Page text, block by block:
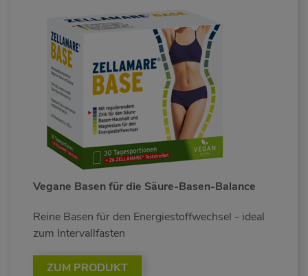
Vegane Basen für die Säure-Basen-Balance
Reine Basen für den Energiestoffwechsel - ideal
zum Intervallfasten
ZUM PRODUKT